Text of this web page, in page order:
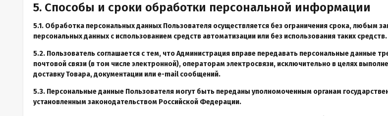
5. Способы и сроки обработки персональной информации
5.1. Обработка персональных данных Пользователя осуществляется без ограничения срока, любым
персональных данных с использованием средств автоматизации или без использования таких средств.
5.2. Пользователь соглашается с тем, что Администрация вправе передавать персональные данные
почтовой связи (в том числе электронной), операторам электросвязи, исключительно в целях
доставку Товара, документации или e-mail сообщений.
5.3. Персональные данные Пользователя могут быть переданы уполномоченным органам
установленным законодательством Российской Федерации.